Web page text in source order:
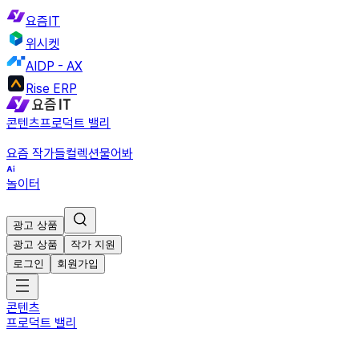
요즘IT
위시켓
AIDP - AX
Rise ERP
콘텐츠프로덕트 밸리
요즘 작가들컬렉션물어봐
놀이터
광고 상품
광고 상품
작가 지원
로그인
회원가입
콘텐츠
프로덕트 밸리